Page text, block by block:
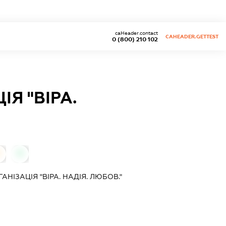
0 (800) 210 102
caHeader.contact
CAHEADER.GETTEST
"ВІРА.
"ВІРА. НАДІЯ. ЛЮБОВ."